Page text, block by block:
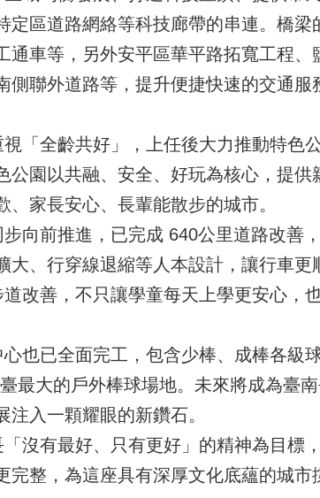
定區道路網絡等科技廊帶的串連。橋
通車等，另外安平區華平路拓寬工程
側聯外道路等，提升便捷快速的交通服
「全齡共好」，上任後大力推動特色
公園以共融、安全、好玩為核心，提
家長安心、長輩能散步的城市。
向前推進，已完成 640公里道路改善
大、行穿線退縮等人本設計，讓行車
改善，不只讓學童每天上學更安心，
也已全面完工，包含少棒、成棒各級
最大的戶外棒球場地。未來將成為臺
入一顆耀眼的新鑽石。
沒有最好、只有更好」的精神為目標
完整，為這座具有深厚文化底蘊的城